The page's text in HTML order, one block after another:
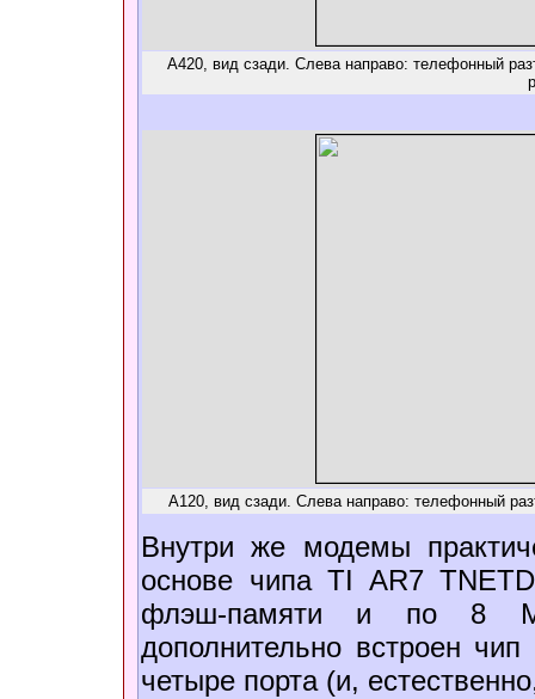
A420, вид сзади. Слева направо: телефонный
А120, вид сзади. Слева направо: телефонный
Внутри же модемы
основе чипа TI AR7
флэш-памяти и по 8
дополнительно встроен
четыре порта (и,